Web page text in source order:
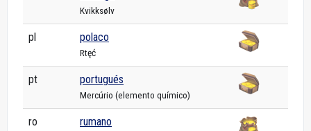
Kvikksølv
pl polaco
Rtęć
pt portugués
Mercúrio (elemento químico)
ro rumano